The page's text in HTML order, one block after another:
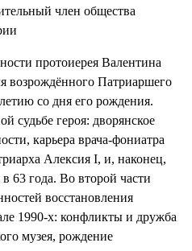
член общества
протоиерея Валентина
возрождённого Патриаршего
со дня его рождения.
судьбе героя: дворянское
карьера врача-фониатра
Алексия I, и, наконец,
63 года. Во второй части
восстановления
1990-х: конфликты и дружба
музея, рождение